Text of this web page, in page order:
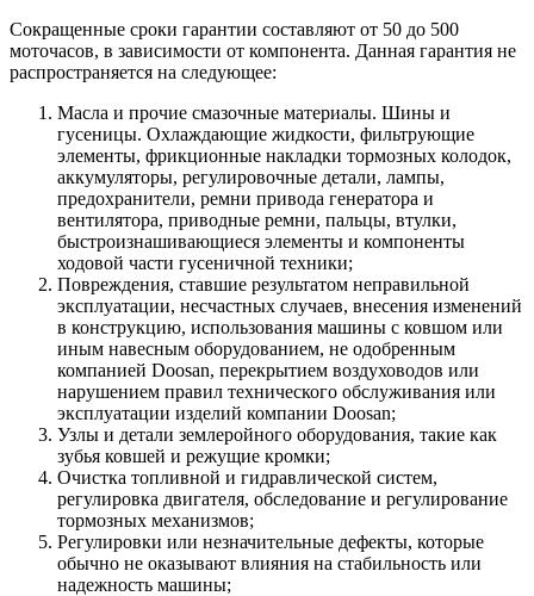
Сокращенные сроки гарантии составляют от 50 до 500
моточасов, в зависимости от компонента. Данная гарантия не
распространяется на следующее:
Масла и прочие смазочные материалы. Шины и
гусеницы. Охлаждающие жидкости, фильтрующие
элементы, фрикционные накладки тормозных колодок,
аккумуляторы, регулировочные детали, лампы,
предохранители, ремни привода генератора и
вентилятора, приводные ремни, пальцы, втулки,
быстроизнашивающиеся элементы и компоненты
ходовой части гусеничной техники;
Повреждения, ставшие результатом неправильной
эксплуатации, несчастных случаев, внесения изменений
в конструкцию, использования машины с ковшом или
иным навесным оборудованием, не одобренным
компанией Doosan, перекрытием воздуховодов или
нарушением правил технического обслуживания или
эксплуатации изделий компании Doosan;
Узлы и детали землеройного оборудования, такие как
зубья ковшей и режущие кромки;
Очистка топливной и гидравлической систем,
регулировка двигателя, обследование и регулирование
тормозных механизмов;
Регулировки или незначительные дефекты, которые
обычно не оказывают влияния на стабильность или
надежность машины;